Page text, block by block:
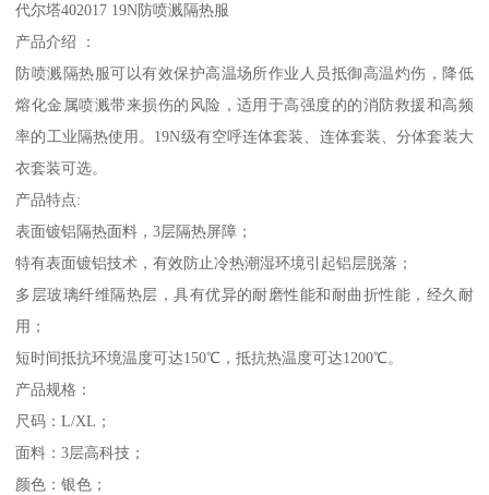
代尔塔402017 19N防喷溅隔热服
产品介绍 ：
防喷溅隔热服可以有效保护高温场所作业人员抵御高温灼伤，降低
熔化金属喷溅带来损伤的风险，适用于高强度的的消防救援和高频
率的工业隔热使用。19N级有空呼连体套装、连体套装、分体套装大
衣套装可选。
产品特点:
表面镀铝隔热面料，3层隔热屏障；
特有表面镀铝技术，有效防止冷热潮湿环境引起铝层脱落；
多层玻璃纤维隔热层，具有优异的耐磨性能和耐曲折性能，经久耐
用；
短时间抵抗环境温度可达150℃，抵抗热温度可达1200℃。
产品规格：
尺码：L/XL；
面料：3层高科技；
颜色：银色；